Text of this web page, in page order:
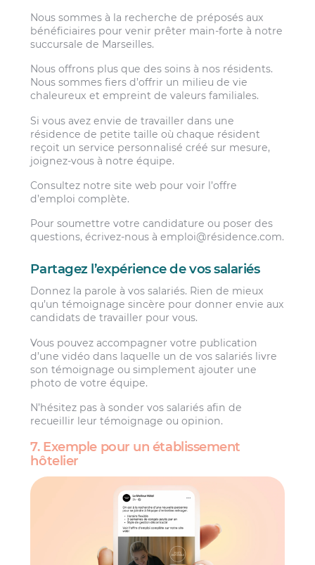
Nous sommes à la recherche de préposés aux
bénéficiaires pour venir prêter main-forte à notre
succursale de Marseilles.
Nous offrons plus que des soins à nos résidents.
Nous sommes fiers d’offrir un milieu de vie
chaleureux et empreint de valeurs familiales.
Si vous avez envie de travailler dans une
résidence de petite taille où chaque résident
reçoit un service personnalisé créé sur mesure,
joignez-vous à notre équipe.
Consultez notre site web pour voir l’offre
d’emploi complète.
Pour soumettre votre candidature ou poser des
questions, écrivez-nous à emploi@résidence.com.
Partagez l’expérience de vos salariés
Donnez la parole à vos salariés. Rien de mieux
qu’un témoignage sincère pour donner envie aux
candidats de travailler pour vous.
Vous pouvez accompagner votre publication
d’une vidéo dans laquelle un de vos salariés livre
son témoignage ou simplement ajouter une
photo de votre équipe.
N’hésitez pas à sonder vos salariés afin de
recueillir leur témoignage ou opinion.
7. Exemple pour un établissement
hôtelier